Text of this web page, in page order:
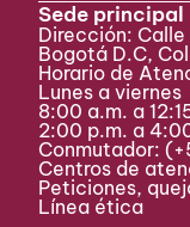
Sede principal
Dirección:
Bogotá D.C,
Horario de
Lunes a viernes
8:00 a.m. a
2:00 p.m. a
Conmutador:
Centros de
Peticiones,
Línea ética